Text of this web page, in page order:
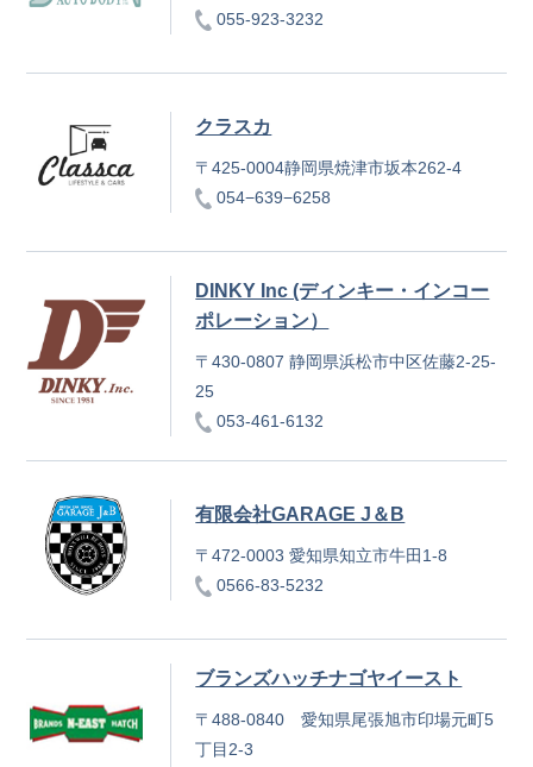
055-923-3232
クラスカ
〒425-0004静岡県焼津市坂本262-4
054−639−6258
DINKY Inc (ディンキー・インコー
ポレーション）
〒430-0807 静岡県浜松市中区佐藤2-25-
25
053-461-6132
有限会社GARAGE J＆B
〒472-0003 愛知県知立市牛田1-8
0566-83-5232
ブランズハッチナゴヤイースト
〒488-0840 愛知県尾張旭市印場元町5
丁目2-3